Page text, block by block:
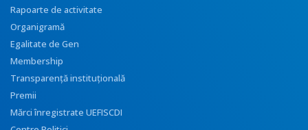
Rapoarte de activitate
Organigramă
Egalitate de Gen
Membership
Transparenţă instituţională
Premii
Mărci înregistrate UEFISCDI